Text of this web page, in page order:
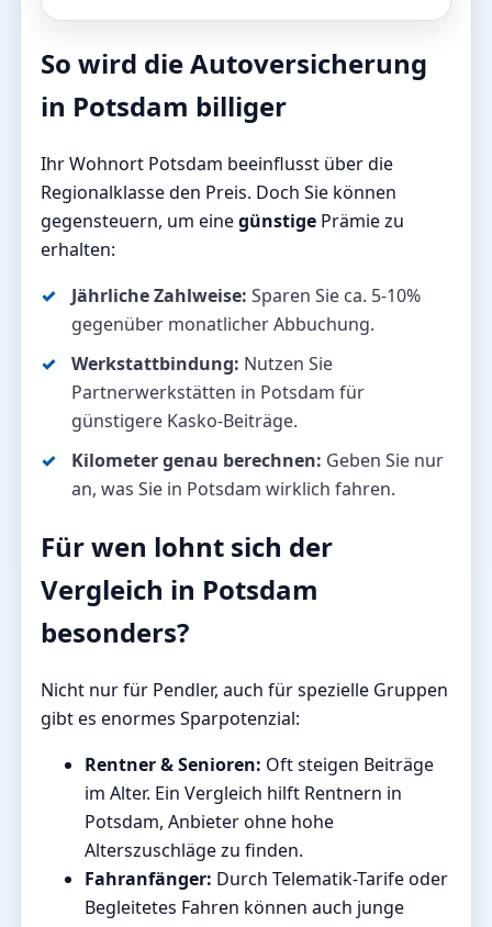
So wird die Autoversicherung
in Potsdam billiger
Ihr Wohnort Potsdam beeinflusst über die
Regionalklasse den Preis. Doch Sie können
gegensteuern, um einegünstige Prämie zu
erhalten:
Jährliche Zahlweise: Sparen Sie ca. 5-10%
gegenüber monatlicher Abbuchung.
Werkstattbindung: Nutzen Sie
Partnerwerkstätten in Potsdam für
günstigere Kasko-Beiträge.
Kilometer genau berechnen: Geben Sie nur
an, was Sie in Potsdam wirklich fahren.
Für wen lohnt sich der
Vergleich in Potsdam
besonders?
Nicht nur für Pendler, auch für spezielle Gruppen
gibt es enormes Sparpotenzial:
Rentner & Senioren: Oft steigen Beiträge
im Alter. Ein Vergleich hilft Rentnern in
Potsdam, Anbieter ohne hohe
Alterszuschläge zu finden.
Fahranfänger: Durch Telematik-Tarife oder
Begleitetes Fahren können auch junge